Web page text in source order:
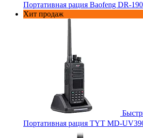
Портативная рация Baofeng DR-
Хит продаж
Портативная рация TYT MD-